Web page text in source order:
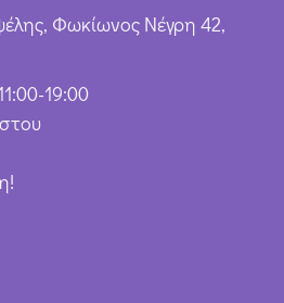
Φωκίωνος Νέγρη 42,
19:00